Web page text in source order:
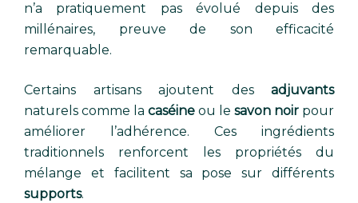
n’a pratiquement pas évolué depuis des
millénaires, preuve de son efficacité
remarquable.
Certains artisans ajoutent des adjuvants
naturels comme la caséine ou le savon noir pour
améliorer l’adhérence. Ces ingrédients
traditionnels renforcent les propriétés du
mélange et facilitent sa pose sur différents
supports.